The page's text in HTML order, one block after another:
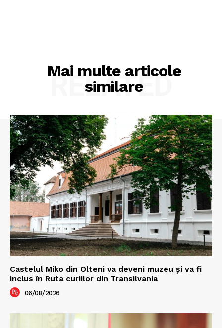
Mai multe articole
similare
RELATED
Castelul Miko din Olteni va deveni muzeu şi va fi
inclus în Ruta curiilor din Transilvania
06/08/2026